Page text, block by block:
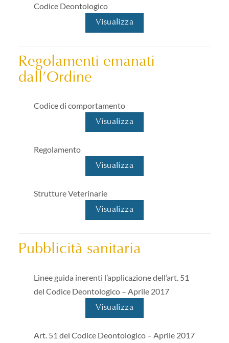
Codice Deontologico
Visualizza
Regolamenti emanati
dall’Ordine
Codice di comportamento
Visualizza
Regolamento
Visualizza
Strutture Veterinarie
Visualizza
Pubblicità sanitaria
Linee guida inerenti l’applicazione dell’art. 51
del Codice Deontologico – Aprile 2017
Visualizza
Art. 51 del Codice Deontologico – Aprile 2017